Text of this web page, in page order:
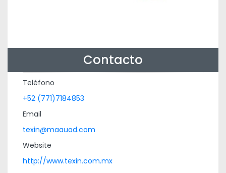
Contacto
Teléfono
+52 (771)7184853
Email
texin@maauad.com
Website
http://www.texin.com.mx